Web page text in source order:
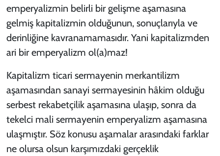
emperyalizmin belirli bir gelişme aşamasına
gelmiş kapitalizmin olduğunun, sonuçlarıyla ve
derinliğine kavranamamasıdır. Yani kapitalizmden
ari bir emperyalizm ol(a)maz!
Kapitalizm ticari sermayenin merkantilizm
aşamasından sanayi sermayesinin hâkim olduğu
serbest rekabetçilik aşamasına ulaşıp, sonra da
tekelci mali sermayenin emperyalizm aşamasına
ulaşmıştır. Söz konusu aşamalar arasındaki farklar
ne olursa olsun karşımızdaki gerçeklik